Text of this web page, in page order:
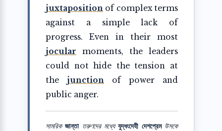
juxtaposition of complex terms
against a simple lack of
progress. Even in their most
jocular moments, the leaders
could not hide the tension at
the junction of power and
public anger.
সামরিকজান্তাতরুণদের মধ্যেযুদ্ধংদেহী দেশপ্রেমউসকে